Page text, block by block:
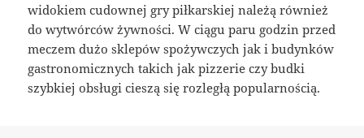
widokiem cudownej gry piłkarskiej należą również
do wytwórców żywności. W ciągu paru godzin przed
meczem dużo sklepów spożywczych jak i budynków
gastronomicznych takich jak pizzerie czy budki
szybkiej obsługi cieszą się rozległą popularnością.